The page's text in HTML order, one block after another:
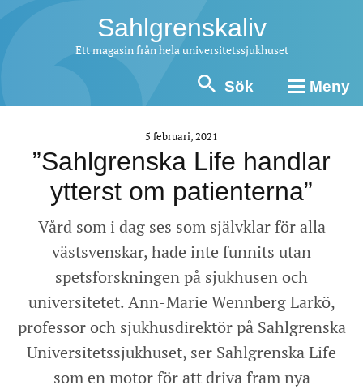
Sahlgrenskaliv
Ett magasin från hela universitetssjukhuset
Sök Meny
5 februari, 2021
”Sahlgrenska Life handlar
ytterst om patienterna”
Vård som i dag ses som självklar för alla
västsvenskar, hade inte funnits utan
spetsforskningen på sjukhusen och
universitetet. Ann-Marie Wennberg Larkö,
professor och sjukhusdirektör på Sahlgrenska
Universitetssjukhuset, ser Sahlgrenska Life
som en motor för att driva fram nya